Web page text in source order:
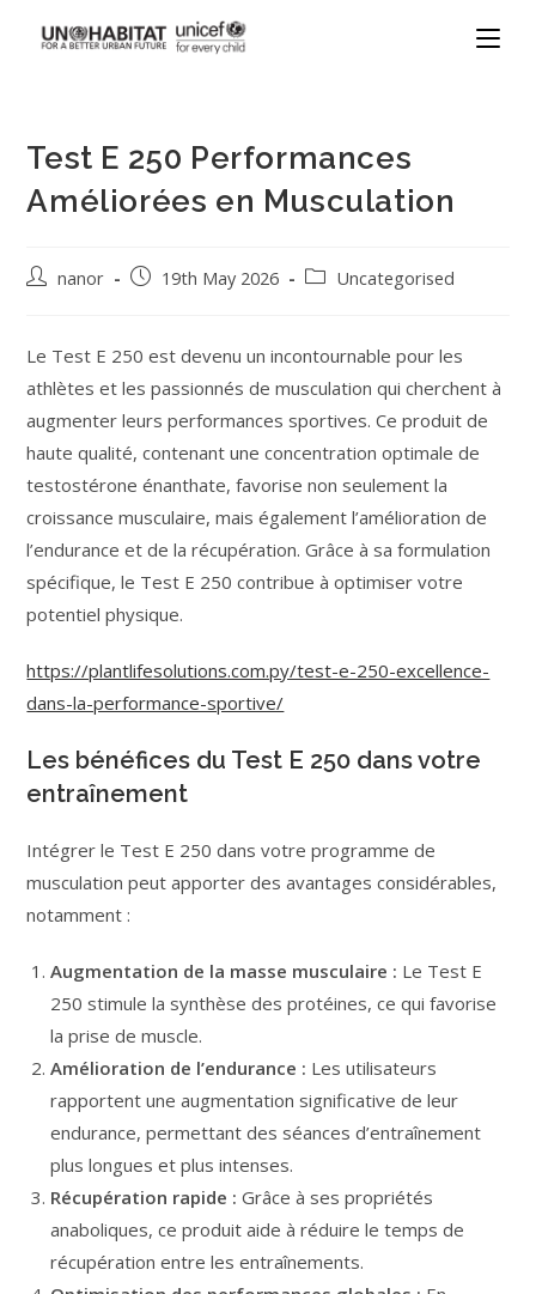
Test E 250 Performances
Améliorées en Musculation
nanor 19th May 2026 Uncategorised
Le Test E 250 est devenu un incontournable pour les
athlètes et les passionnés de musculation qui cherchent à
augmenter leurs performances sportives. Ce produit de
haute qualité, contenant une concentration optimale de
testostérone énanthate, favorise non seulement la
croissance musculaire, mais également l’amélioration de
l’endurance et de la récupération. Grâce à sa formulation
spécifique, le Test E 250 contribue à optimiser votre
potentiel physique.
https://plantlifesolutions.com.py/test-e-250-excellence-
dans-la-performance-sportive/
Les bénéfices du Test E 250 dans votre
entraînement
Intégrer le Test E 250 dans votre programme de
musculation peut apporter des avantages considérables,
notamment :
Augmentation de la masse musculaire : Le Test E
250 stimule la synthèse des protéines, ce qui favorise
la prise de muscle.
Amélioration de l’endurance : Les utilisateurs
rapportent une augmentation significative de leur
endurance, permettant des séances d’entraînement
plus longues et plus intenses.
Récupération rapide : Grâce à ses propriétés
anaboliques, ce produit aide à réduire le temps de
récupération entre les entraînements.